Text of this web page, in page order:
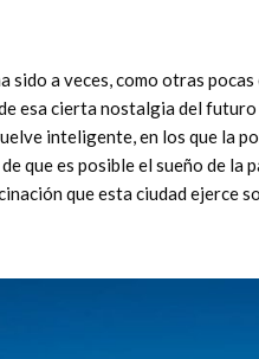
sido a veces, como otras
esa cierta nostalgia del
inteligente, en los que la
de que es posible el sueño de la
que esta ciudad ejerce